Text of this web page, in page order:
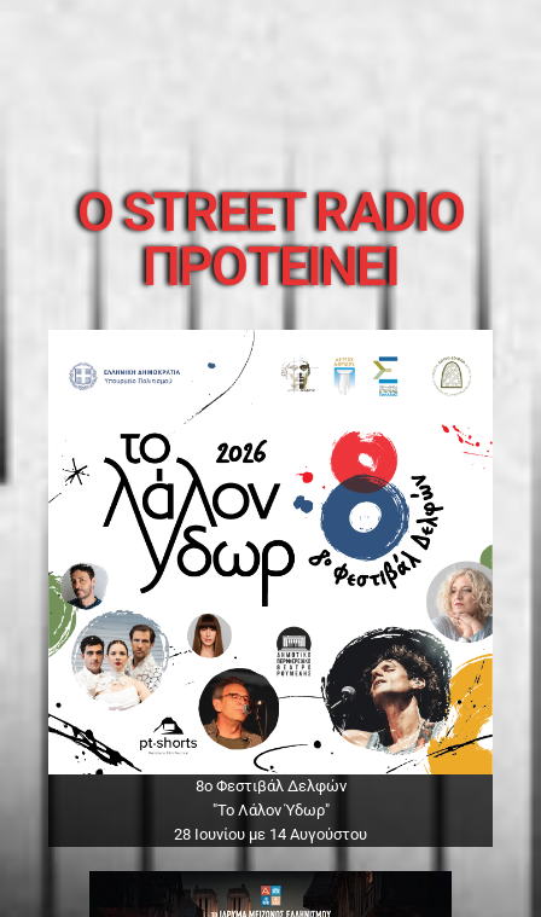
O STREET RADIO
ΠΡΟΤΕΙΝΕΙ
8ο Φεστιβάλ Δελφών
"Το Λάλον Ύδωρ"
28 Ιουνίου με 14 Αυγούστου